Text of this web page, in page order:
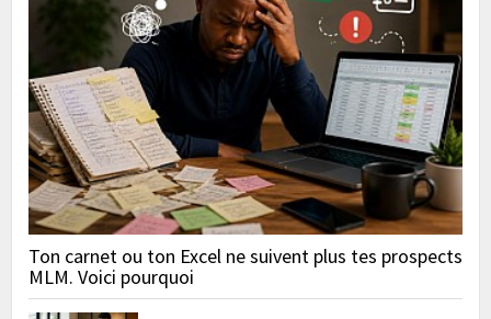
Ton carnet ou ton Excel ne suivent plus tes prospects
MLM. Voici pourquoi